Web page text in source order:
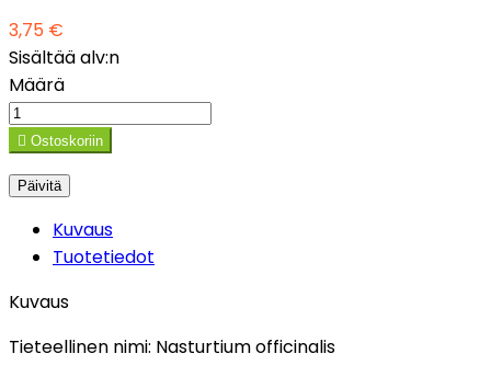
3,75 €
Sisältää alv:n
Määrä
 Ostoskoriin
Kuvaus
Tuotetiedot
Kuvaus
Tieteellinen nimi: Nasturtium officinalis